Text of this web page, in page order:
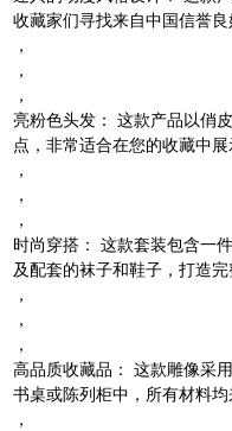
收藏家们寻找来自中国信誉
，
，
，
亮粉色头发： 这款产品以俏
点，非常适合在您的收藏中展
，
，
，
时尚穿搭： 这款套装包含一
及配套的袜子和鞋子，打造完
，
，
，
高品质收藏品： 这款雕像采
书桌或陈列柜中，所有材料均
，